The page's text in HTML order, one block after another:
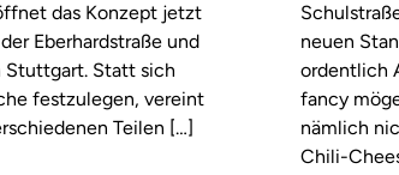
das Konzept jetzt
Eberhardstraße und
Stuttgart. Statt sich
festzulegen, vereint
Teilen […]
neuen
ordentlich
fancy
nämlich
Chili-